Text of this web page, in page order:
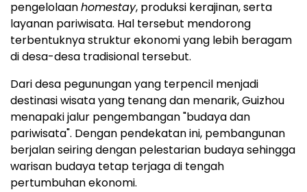
pengelolaanhomestay, produksi kerajinan, serta
layanan pariwisata. Hal tersebut mendorong
terbentuknya struktur ekonomi yang lebih beragam
di desa-desa tradisional tersebut.
Dari desa pegunungan yang terpencil menjadi
destinasi wisata yang tenang dan menarik, Guizhou
menapaki jalur pengembangan "budaya dan
pariwisata". Dengan pendekatan ini, pembangunan
berjalan seiring dengan pelestarian budaya sehingga
warisan budaya tetap terjaga di tengah
pertumbuhan ekonomi.